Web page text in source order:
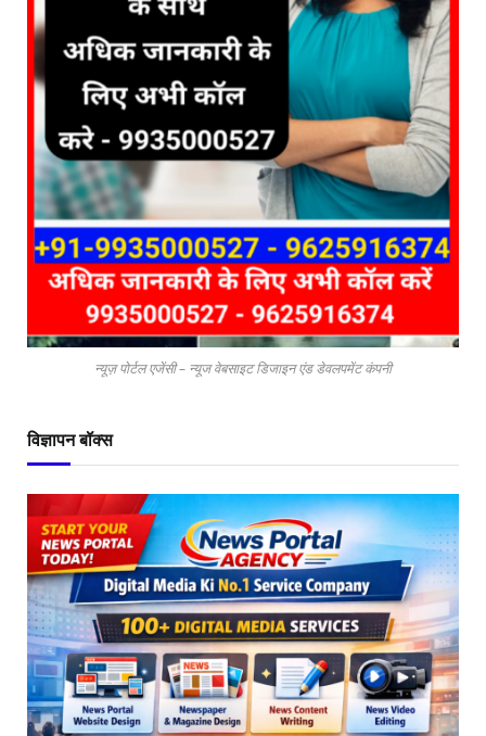
न्यूज़ पोर्टल एजेंसी – न्यूज वेबसाइट डिजाइन एंड डेवलपमेंट कंपनी
विज्ञापन बॉक्स